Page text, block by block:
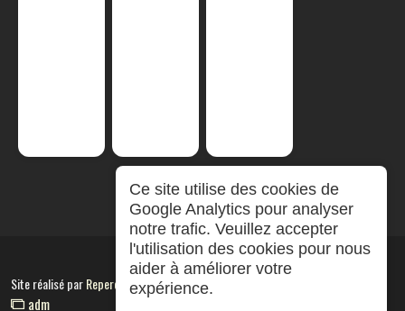
Site réalisé parRepereCom
adm
Ce site utilise des cookies de
Google Analytics pour analyser
notre trafic. Veuillez accepter
l'utilisation des cookies pour nous
aider à améliorer votre
expérience.